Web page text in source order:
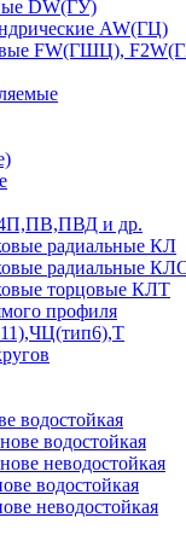
DW(ГУ)
AW(ГЦ)
FW(ГШЦ),
и др.
радиальные КЛ
радиальные
торцовые КЛТ
профиля
водостойкая
водостойкая
неводостойкая
водостойкая
неводостойкая